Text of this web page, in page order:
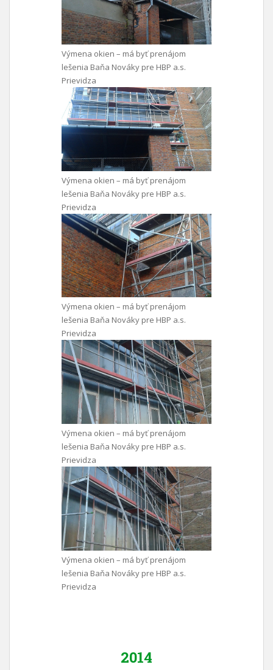
Výmena okien – má byť prenájom
lešenia Baňa Nováky pre HBP a.s.
Prievidza
Výmena okien – má byť prenájom
lešenia Baňa Nováky pre HBP a.s.
Prievidza
Výmena okien – má byť prenájom
lešenia Baňa Nováky pre HBP a.s.
Prievidza
Výmena okien – má byť prenájom
lešenia Baňa Nováky pre HBP a.s.
Prievidza
Výmena okien – má byť prenájom
lešenia Baňa Nováky pre HBP a.s.
Prievidza
2014